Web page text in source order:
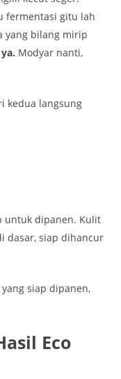
fermentasi gitu lah
yang bilang mirip
Modyar nanti,
kedua langsung
untuk dipanen. Kulit
dasar, siap dihancur
siap dipanen,
Eco